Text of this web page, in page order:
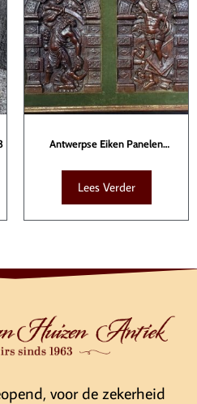
Antwerpse Eiken Panelen
SCU00016
Lees Verder
voor de zekerheid